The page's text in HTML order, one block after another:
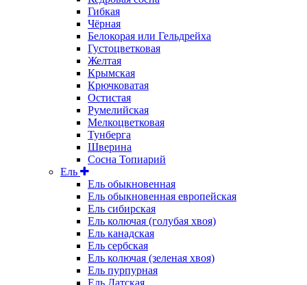
Гибкая
Чёрная
Белокорая или Гельдрейха
Густоцветковая
Желтая
Крымская
Крючковатая
Остистая
Румелийская
Мелкоцветковая
Тунберга
Шверина
Сосна Топиарий
Ель
Ель обыкновенная
Ель обыкновенная европейская
Ель сибирская
Ель колючая (голубая хвоя)
Ель канадская
Ель сербская
Ель колючая (зеленая хвоя)
Ель пурпурная
Ель Датская